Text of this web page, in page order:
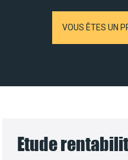
VOUS ÊTES UN
Etude